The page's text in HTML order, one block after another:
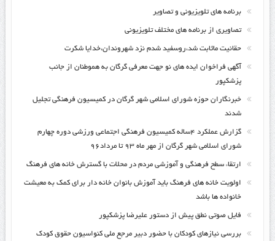
برنامه های تلویزیونی و تصاویر
تصاویری از برنامه های مختلف تلویزیونی
حقانیت ماثابت شد،روسفید شدم نزد شهروندان،خدایا شکرت
آگهی فراخوان ایده های نو جهت معرفی گرگان به هموطنان از جانب
پزشکپور
خبرنگاران حوزه شورای اسلامی شهر گرگان در کمیسیون فرهنگی تجلیل
شدند
گزارش عملکرد ۴ساله کمیسیون فرهنگی اجتماعی ورزشی دوره چهارم
شورای اسلامی شهر گرگان از مهر ماه ۹۳ تا مرداد۹۶
ارتقاء سطح فرهنگی و آموزشی مردم در محلات با گسترش خانه های فرهنگ
اولویت خانه های فرهنگ باید آموزش بانوان خانه دار برای کمک به معیشت
خانواده ها باشد
فایل صوتی نطق پیش از دستور علیرضا پزشکپور
بررسی نیازهای کودکان با حضور دبیر مرجع ملی کنواسیون حقوق کودک